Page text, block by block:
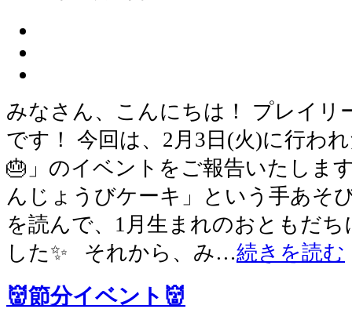
みなさん、こんにちは！ プレイリ
です！ 今回は、2月3日(火)に行わ
🎂」のイベントをご報告いたしま
んじょうびケーキ」という手あそ
を読んで、1月生まれのおともだ
した✨ それから、み…続きを読む
👹節分イベント👹